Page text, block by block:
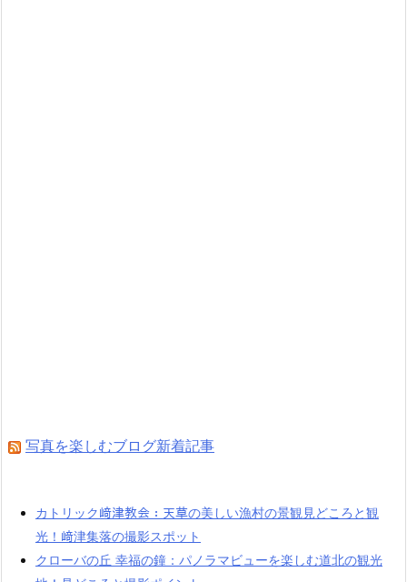
写真を楽しむブログ新着記事
カトリック﨑津教会：天草の美しい漁村の景観見どころと観
光！﨑津集落の撮影スポット
クローバの丘 幸福の鐘：パノラマビューを楽しむ道北の観光